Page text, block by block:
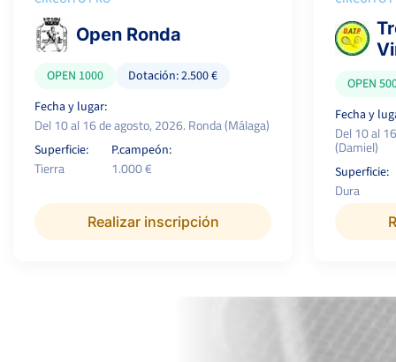
Open Ronda
OPEN 1000
Dotación: 2.500 €
Fecha y lugar:
Del 10 al 16 de agosto, 2026. Ronda (Málaga)
Superficie:
Tierra
P.campeón:
1.000 €
Realizar inscripción
OPEN
Fecha y
Del 10 al
(Damiel)
Superficie:
Dura